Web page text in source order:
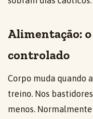
Alimentação:
controlado
Corpo muda quando
treino. Nos
menos.